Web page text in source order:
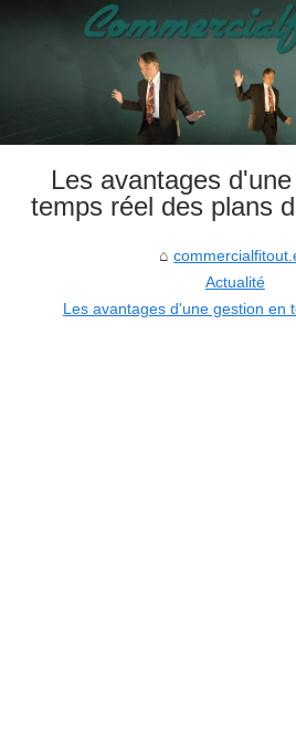
Les avantages
temps réel des plans
Actualité
Les avantages d'une gestion en